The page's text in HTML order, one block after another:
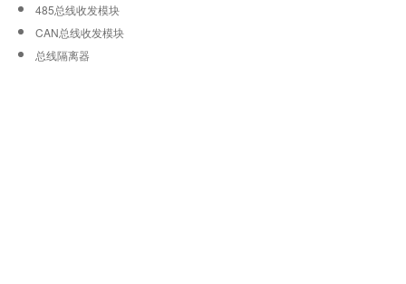
485总线收发模块
CAN总线收发模块
总线隔离器